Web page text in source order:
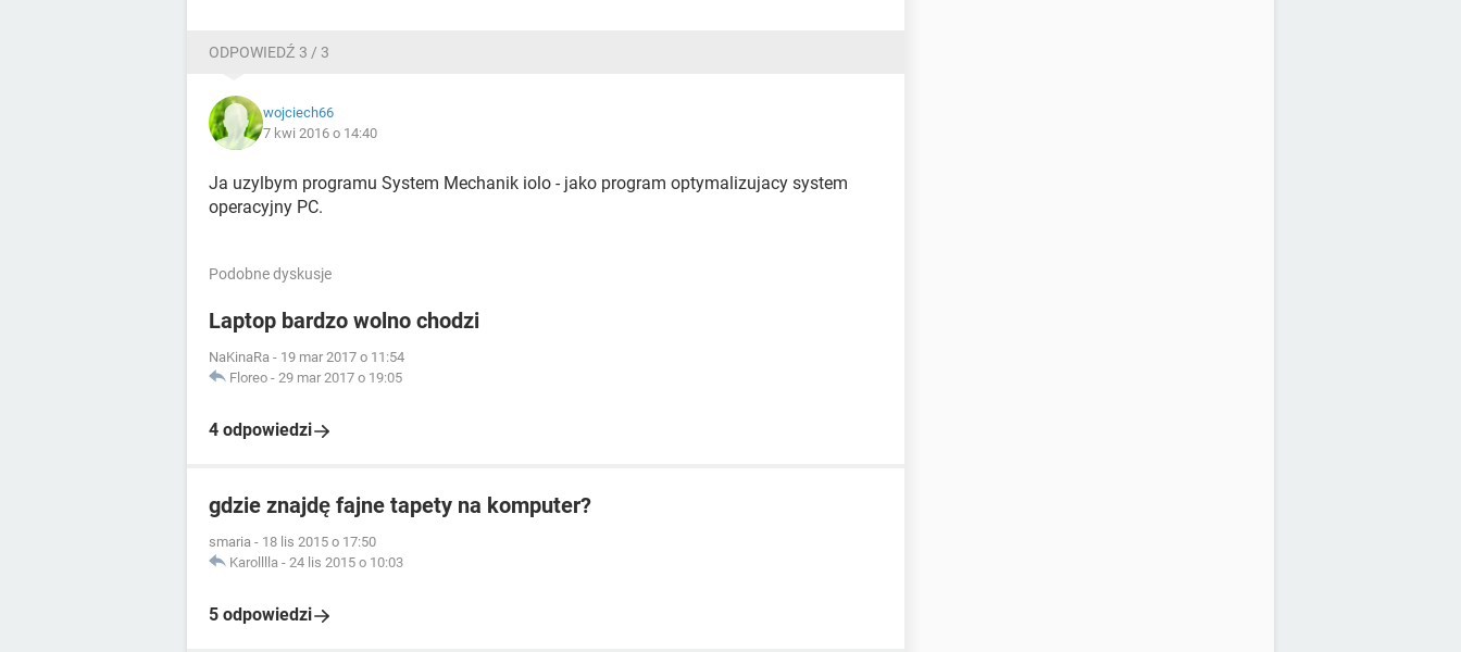
ODPOWIEDŹ 3 / 3
wojciech66
7 kwi 2016 o 14:40
Ja uzylbym programu System Mechanik iolo - jako program optymalizujacy system
operacyjny PC.
Podobne dyskusje
Laptop bardzo wolno chodzi
NaKinaRa - 19 mar 2017 o 11:54
Floreo - 29 mar 2017 o 19:05
4 odpowiedzi
gdzie znajdę fajne tapety na komputer?
smaria - 18 lis 2015 o 17:50
Karolllla - 24 lis 2015 o 10:03
5 odpowiedzi